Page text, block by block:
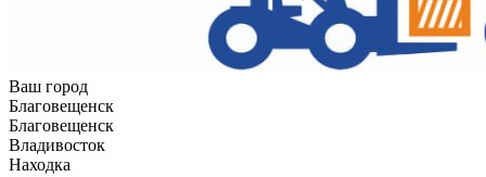
Ваш город
Благовещенск
Благовещенск
Владивосток
Находка